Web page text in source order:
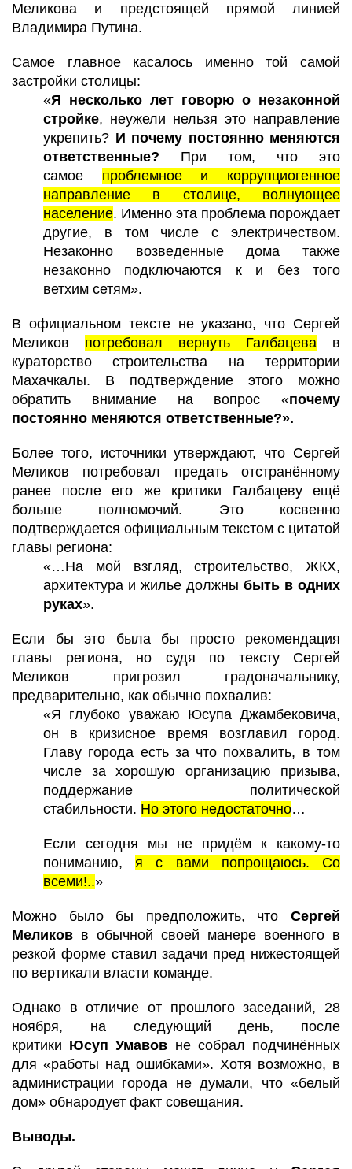
Меликова и предстоящей прямой линией
Владимира Путина.
Самое главное касалось именно той самой
застройки столицы:
«Я несколько лет говорю о незаконной
стройке, неужели нельзя это направление
укрепить? И почему постоянно меняются
ответственные? При том, что это
самое проблемное и коррупциогенное
направление в столице, волнующее
население. Именно эта проблема порождает
другие, в том числе с электричеством.
Незаконно возведенные дома также
незаконно подключаются к и без того
ветхим сетям».
В официальном тексте не указано, что Сергей
Меликов потребовал вернуть Галбацева в
кураторство строительства на территории
Махачкалы. В подтверждение этого можно
обратить внимание на вопрос «почему
постоянно меняются ответственные?».
Более того, источники утверждают, что Сергей
Меликов потребовал предать отстранённому
ранее после его же критики Галбацеву ещё
больше полномочий. Это косвенно
подтверждается официальным текстом с цитатой
главы региона:
«…На мой взгляд, строительство, ЖКХ,
архитектура и жилье должны быть в одних
руках».
Если бы это была бы просто рекомендация
главы региона, но судя по тексту Сергей
Меликов пригрозил градоначальнику,
предварительно, как обычно похвалив:
«Я глубоко уважаю Юсупа Джамбековича,
он в кризисное время возглавил город.
Главу города есть за что похвалить, в том
числе за хорошую организацию призыва,
поддержание политической
стабильности. Но этого недостаточно…
Если сегодня мы не придём к какому-то
пониманию,я с вами попрощаюсь. Со
всеми!..»
Можно было бы предположить, что Сергей
Меликов в обычной своей манере военного в
резкой форме ставил задачи пред нижестоящей
по вертикали власти команде.
Однако в отличие от прошлого заседаний, 28
ноября, на следующий день, после
критики Юсуп Умавов не собрал подчинённых
для «работы над ошибками». Хотя возможно, в
администрации города не думали, что «белый
дом» обнародует факт совещания.
Выводы.